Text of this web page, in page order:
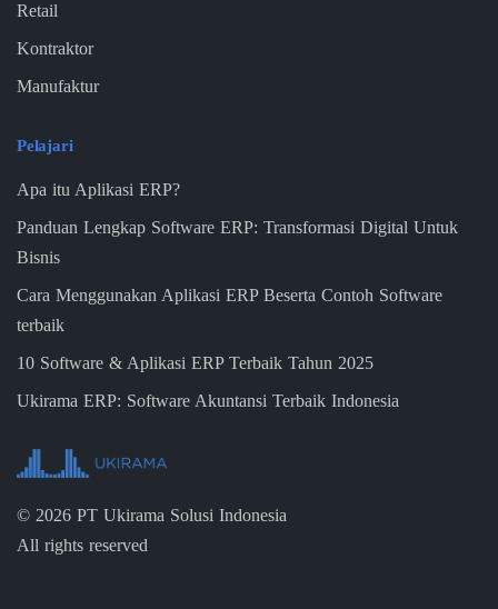
Retail
Kontraktor
Manufaktur
Pelajari
Apa itu Aplikasi ERP?
Panduan Lengkap Software ERP: Transformasi Digital Untuk
Bisnis
Cara Menggunakan Aplikasi ERP Beserta Contoh Software
terbaik
10 Software & Aplikasi ERP Terbaik Tahun 2025
Ukirama ERP: Software Akuntansi Terbaik Indonesia
© 2026 PT Ukirama Solusi Indonesia
All rights reserved